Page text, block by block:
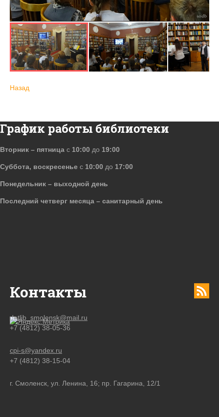
Назад
Контакты
detlib_smolensk@mail.ru
+7 (4812) 38-05-36
cpi-s@yandex.ru
+7 (4812) 38-15-04
г. Смоленск, ул. Ленина, 16; пр. Гагарина, 12/1
График работы библиотеки
Вторник – пятница с 10:00 до 19:00
Суббота, воскресенье с 10:00 до 17:00
Понедельник – выходной день
Последний четверг месяца – санитарный день